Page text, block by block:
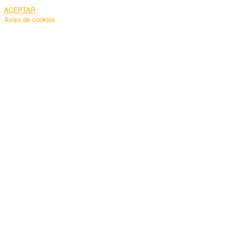
ACEPTAR
Aviso de cookies